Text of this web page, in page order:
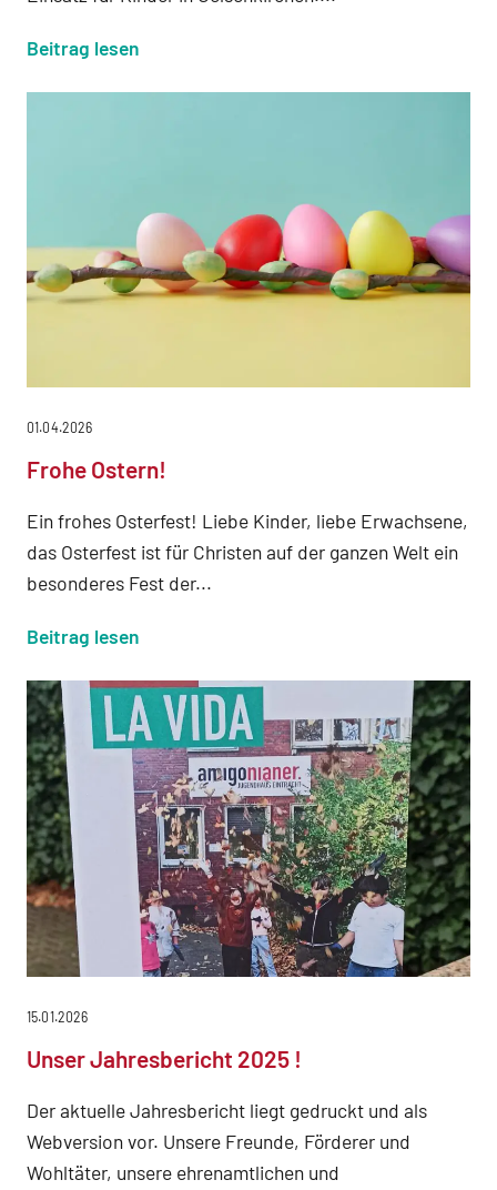
Beitrag lesen
01.04.2026
Frohe Ostern!
Ein frohes Osterfest! Liebe Kinder, liebe Erwachsene,
das Osterfest ist für Christen auf der ganzen Welt ein
besonderes Fest der...
Beitrag lesen
15.01.2026
Unser Jahresbericht 2025 !
Der aktuelle Jahresbericht liegt gedruckt und als
Webversion vor. Unsere Freunde, Förderer und
Wohltäter, unsere ehrenamtlichen und